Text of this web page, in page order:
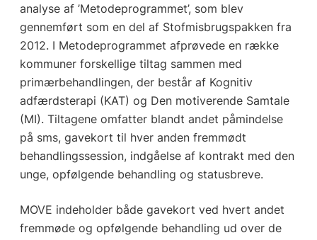
analyse af ’Metodeprogrammet’, som blev
gennemført som en del af Stofmisbrugspakken fra
2012. I Metodeprogrammet afprøvede en række
kommuner forskellige tiltag sammen med
primærbehandlingen, der består af Kognitiv
adfærdsterapi (KAT) og Den motiverende Samtale
(MI). Tiltagene omfatter blandt andet påmindelse
på sms, gavekort til hver anden fremmødt
behandlingssession, indgåelse af kontrakt med den
unge, opfølgende behandling og statusbreve.
MOVE indeholder både gavekort ved hvert andet
fremmøde og opfølgende behandling ud over de